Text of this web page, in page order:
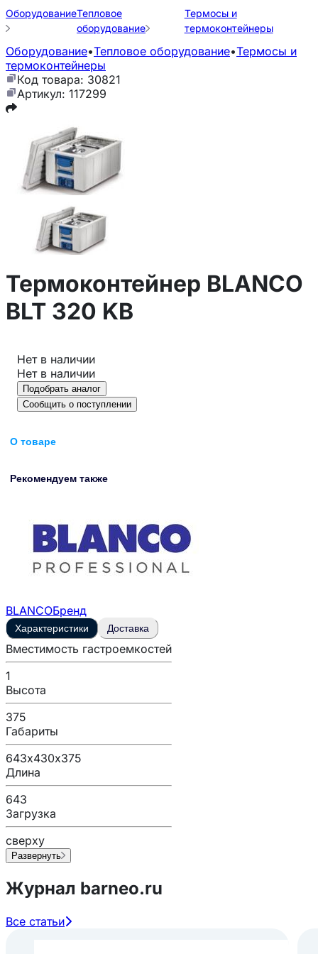
ОборудованиеТепловое
оборудование
Термосы и
термоконтейнеры
Оборудование•Тепловое оборудование•Термосы и
термоконтейнеры
Код товара: 30821
Артикул: 117299
Термоконтейнер BLANCO
BLT 320 KB
Нет в наличии
Нет в наличии
Подобрать аналог
Сообщить о поступлении
О товаре
Рекомендуем также
BLANCOБренд
Характеристики Доставка
Вместимость гастроемкостей
1
Высота
375
Габариты
643х430х375
Длина
643
Загрузка
сверху
Развернуть
Журнал barneo.ru
Все статьи